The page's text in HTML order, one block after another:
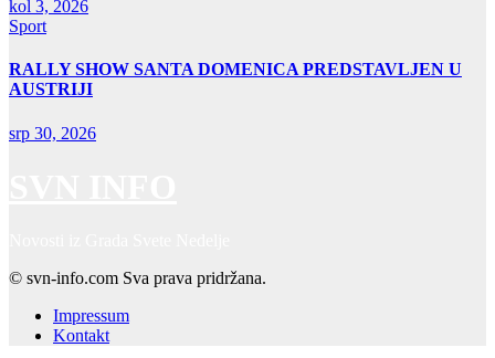
kol 3, 2026
Sport
RALLY SHOW SANTA DOMENICA PREDSTAVLJEN U
AUSTRIJI
srp 30, 2026
© svn-info.com Sva prava pridržana.
Impressum
Kontakt